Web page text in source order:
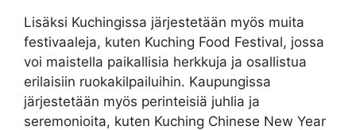
Lisäksi Kuchingissa järjestetään myös muita
festivaaleja, kuten Kuching Food Festival, jossa
voi maistella paikallisia herkkuja ja osallistua
erilaisiin ruokakilpailuihin. Kaupungissa
järjestetään myös perinteisiä juhlia ja
seremonioita, kuten Kuching Chinese New Year